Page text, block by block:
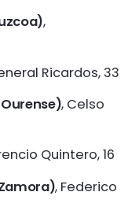
,
Ricardos, 33
, Celso
Quintero, 16
, Federico